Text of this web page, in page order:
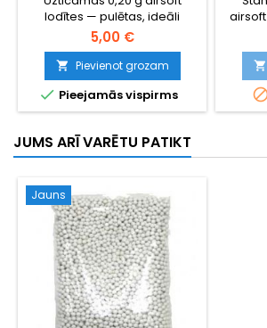
lodītes — pulētas, ideāli
apaļas, droša padeve caur
jebkuru hop-up sistēmu. 1000
lodītes lielas ietilpības
magazīniem, gāzes
granātām un standarta
magazīniem. Garantija pret
šaušana.
5,00 €
 Pievienot grozam
 Pieejamās vispirms

JUMS ARĪ VARĒTU PATIKT
Jauns